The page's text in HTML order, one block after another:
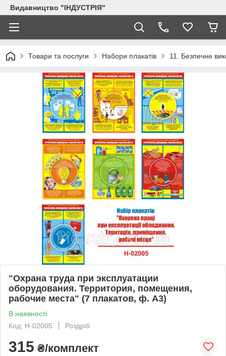
Видавництво "ІНДУСТРІЯ"
Товари та послуги Набори плакатів 11. Безпечне
"Охрана труда при эксплуатации
оборудования. Территория, помещения,
рабочие места" (7 плакатов, ф. А3)
В наявності
Код: Н-02005
Роздріб
315 ₴/комплект